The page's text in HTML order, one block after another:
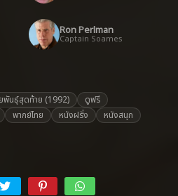
Ron Perlman
Captain Soames
พันธุ์สุดท้าย (1992)
ดูฟรี
พากย์ไทย หนังฝรั่ง
หนังสนุก